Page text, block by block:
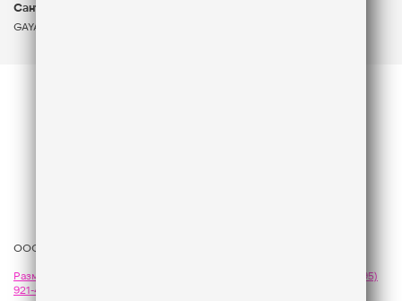
Санта Лючия
GAYAZOV$ BROTHER$
ООО «ГПМ Радио», 2026
Размещение рекламы
+7 (495)
921-40-41